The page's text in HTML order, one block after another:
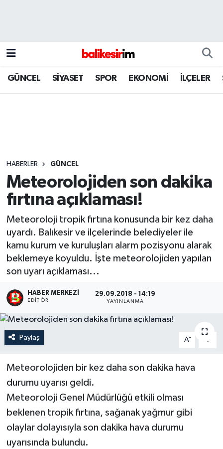
GÜNCEL SİYASET SPOR EKONOMİ İLÇELER
HABERLER GÜNCEL
Meteorolojiden son dakika
fırtına açıklaması!
Meteoroloji tropik fırtına konusunda bir kez daha
uyardı. Balıkesir ve ilçelerinde belediyeler ile
kamu kurum ve kuruluşları alarm pozisyonu alarak
beklemeye koyuldu. İşte meteorolojiden yapılan
son uyarı açıklaması...
HABER MERKEZI
EDITÖR
29.09.2018 - 14:19
YAYINLANMA
Paylaş A- A
Meteorolojiden bir kez daha son dakika hava
durumu uyarısı geldi.
Meteoroloji Genel Müdürlüğü etkili olması
beklenen tropik fırtına, sağanak yağmur gibi
olaylar dolayısıyla son dakika hava durumu
uyarısında bulundu.